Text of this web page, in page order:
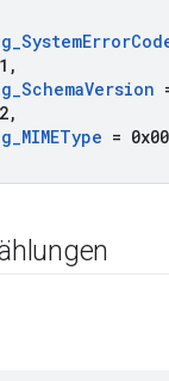
_SystemError
,
_SchemaVersion
,
_MIMEType =